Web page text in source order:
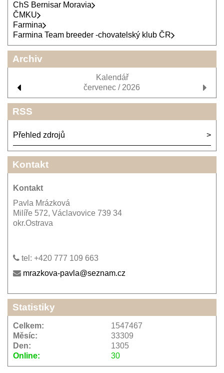
ChS Bernisar Moravia
ČMKU
Farmina
Farmina Team breeder -chovatelský klub ČR
Archiv
Kalendář
červenec / 2026
RSS
Přehled zdrojů
Kontakt
Kontakt
Pavla Mrázková
Milíře 572, Václavovice 739 34
okr.Ostrava
tel: +420 777 109 663
mrazkova-pavla@seznam.cz
Statistiky
Online: 30
Celkem:
1547467
Měsíc:
33309
Den:
1305